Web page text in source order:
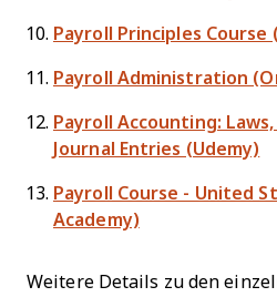
Payroll Principles Course
Payroll Administration
Payroll Accounting:
Journal Entries (Udemy)
Payroll Course - United
Academy)
Weitere Details zu den